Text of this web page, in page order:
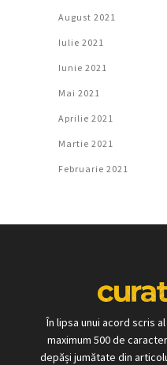
August 2021
Iulie 2021
Iunie 2021
Mai 2021
Aprilie 2021
Martie 2021
Februarie 2021
În lipsa unui acord scris
maximum 500 de
depăși jumătate din